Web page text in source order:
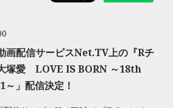
画配信サービスNet.TV上の『Rチ
塚愛 LOVE IS BORN ～18th
」配信決定！